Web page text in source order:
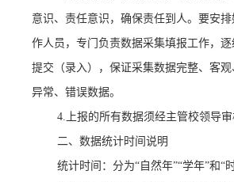
意识、责任意识，确保责任到人。要安
作人员，专门负责数据采集填报工作，
提交（录入），保证采集数据完整、客
异常、错误数据。
4.上报的所有数据须经主管校领导审
二、数据统计时间说明
统计时间：分为“自然年”“学年”和“